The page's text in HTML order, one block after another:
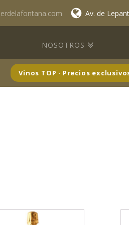
Av. de
NOSOTROS
Vinos TOP · Precios